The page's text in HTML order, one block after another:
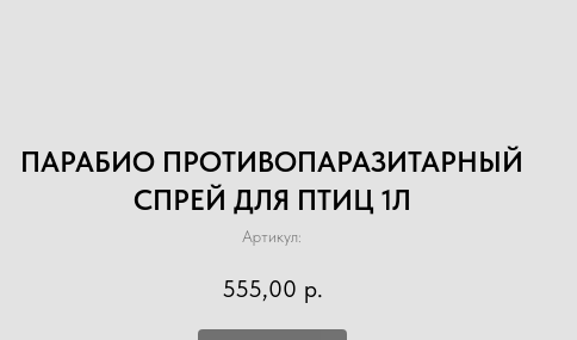
ПАРАБИО ПРОТИВОПАРАЗИТАРНЫЙ
СПРЕЙ ДЛЯ ПТИЦ 1Л
Артикул:
555,00 р.